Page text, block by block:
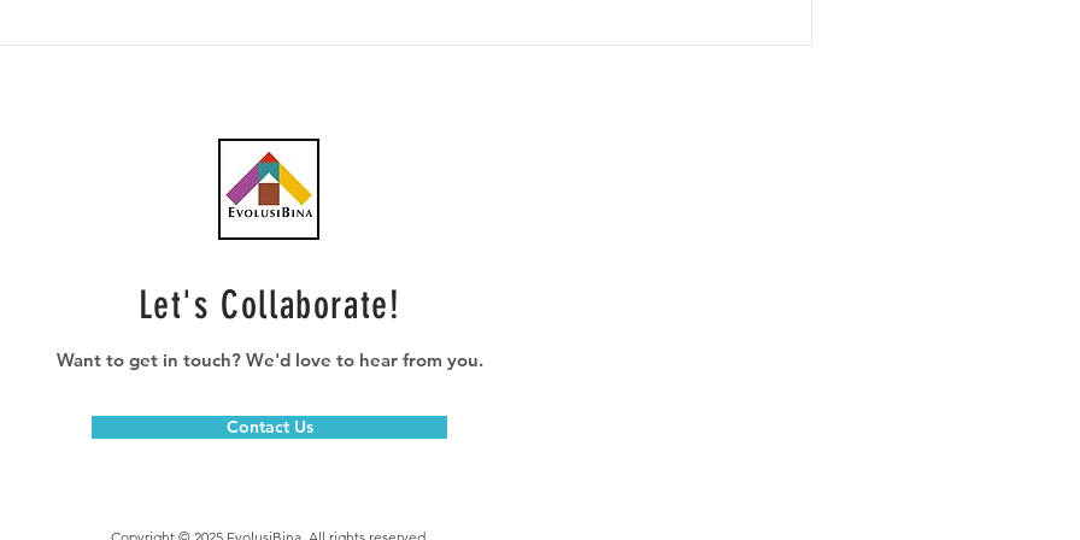
Let's Collaborate!
Want to get in touch? We'd love to hear from you.
Contact Us